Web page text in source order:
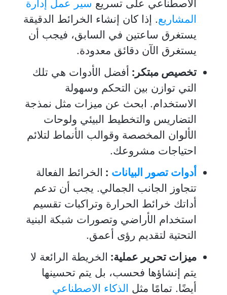
الاصطناعي على تسريع سير عمل إدارة
المشاريع. إذا كان إنشاء الخرائط الدقيقة
يستغرق ساعتين في السابق، فيجب أن
يستغرق الآن دقائق معدودة.
تخصيص مبتكر: أفضل الأدوات هي تلك
التي توازن بين التحكم وسهولة
الاستخدام. ابحث عن ميزات مثل نمذجة
التضاريس والتخطيط البيئي ولوحات
الألوان المخصصة وقوالب الأنماط لتلائم
احتياجات مشروعك.
أدوات تصور البيانات : الخرائط الفعالة
تتجاوز الجانب الجمالي. يجب أن تدعم
أداتك خرائط الحرارة وتراكبات تقسيم
استخدام الأراضي وتصورات شبكة البنية
التحتية لتقديم رؤى أعمق.
ميزات تحرير عملية: الخريطة الرائعة لا
يتم إنشاؤها فحسب، بل يتم تحسينها
أيضًا. تمامًا مثل الذكاء الاصطناعي